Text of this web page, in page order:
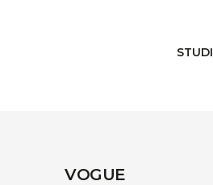
VOGUE